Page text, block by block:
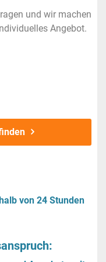
und wir machen
Angebot.
von 24 Stunden